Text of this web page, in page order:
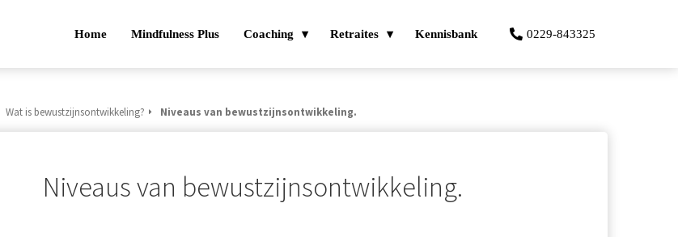
Home Mindfulness Plus Coaching Retraites Kennisbank 0229-843325
Wat is bewustzijnsontwikkeling? Niveaus van bewustzijnsontwikkeling.
Niveaus van bewustzijnsontwikkeling.